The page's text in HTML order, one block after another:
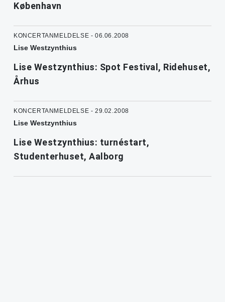
København
KONCERTANMELDELSE - 06.06.2008
Lise Westzynthius
Lise Westzynthius: Spot Festival, Ridehuset,
Århus
KONCERTANMELDELSE - 29.02.2008
Lise Westzynthius
Lise Westzynthius: turnéstart,
Studenterhuset, Aalborg